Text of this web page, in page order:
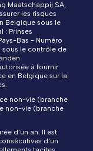
Maatschappij SA,
les risques
Belgique sous le
: Prinses
Bas - Numéro
sous le contrôle de
à fournir
en Belgique sur la
non-vie (branche
non-vie (branche
d'un an. Il est
d'un